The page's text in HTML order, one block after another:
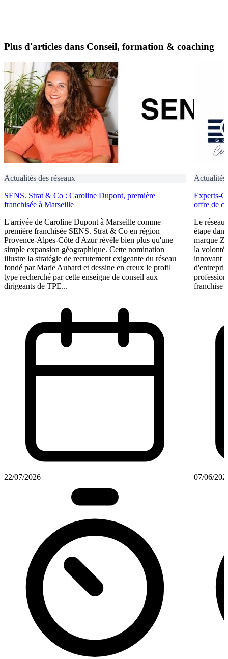
Plus d'articles dans Conseil, formation & coaching
Actualités des réseaux
SENS. Strat & Co : Caroline Dupont, première
franchisée à Marseille
L'arrivée de Caroline Dupont à Marseille comme
première franchisée SENS. Strat & Co en région
Provence-Alpes-Côte d'Azur révèle bien plus qu'une
simple expansion géographique. Cette nomination
illustre la stratégie de recrutement exigeante du réseau
fondé par Marie Aubard et dessine en creux le profil
type recherché par cette enseigne de conseil aux
dirigeants de TPE...
22/07/2026
Actualités
Experts-
offre de
Le
étape
marque
la volonté
innovant
franchise
07/06/